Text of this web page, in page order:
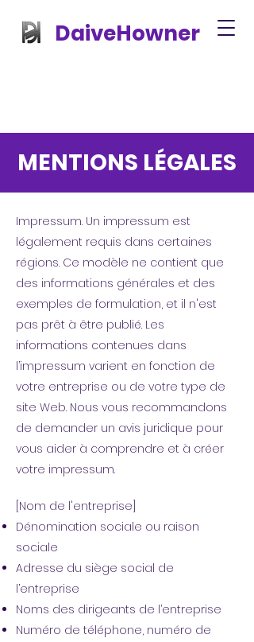
DaiveHowner
MENTIONS LÉGALES
Impressum. Un impressum est
légalement requis dans certaines
régions. Ce modèle ne contient que
des informations générales et des
exemples de formulation, et il n'est
pas prêt à être publié. Les
informations contenues dans
l’impressum varient en fonction de
votre entreprise ou de votre type de
site Web. Nous vous recommandons
de demander un avis juridique pour
vous aider à comprendre et à créer
votre impressum.
[Nom de l'entreprise]
Dénomination sociale ou raison
sociale
Adresse du siège social de
l’entreprise
Noms des dirigeants de l’entreprise
Numéro de téléphone, numéro de